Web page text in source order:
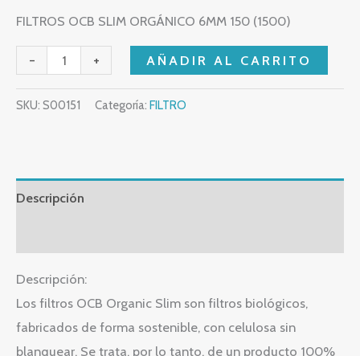
FILTROS OCB SLIM ORGÁNICO 6MM 150 (1500)
- + AÑADIR AL CARRITO
SKU: S00151 Categoría: FILTRO
Descripción
Descripción:
Los filtros OCB Organic Slim son filtros biológicos,
fabricados de forma sostenible, con celulosa sin
blanquear. Se trata, por lo tanto, de un producto 100%